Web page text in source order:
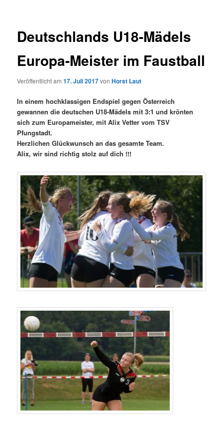
Deutschlands U18-Mädels
Europa-Meister im Faustball
Veröffentlicht am17. Juli 2017vonHorst Laut
In einem hochklassigen Endspiel gegen Österreich
gewannen die deutschen U18-Mädels mit 3:1 und krönten
sich zum Europameister, mit Alix Vetter vom TSV
Pfungstadt.
Herzlichen Glückwunsch an das gesamte Team.
Alix, wir sind richtig stolz auf dich !!!